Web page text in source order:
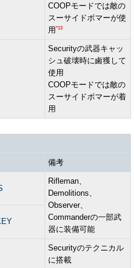
COOPモードでは敵の
スーサイドボマーが使
用 *13
Securityの武器キャッ
シュ破壊時に鹵獲して
使用
COOPモードでは敵の
スーサイドボマーが着
用
備考
Rifleman、
Demolitions、
Observer、
Commanderの一部武
器に装備可能
Securityのテクニカル
に搭載